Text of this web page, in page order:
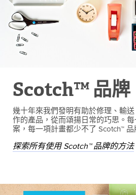
Scotch™ 品牌
幾十年來我們發明有助於修理、輸
作的產品，從而頌揚日常的巧思。
案，每一項計畫都少不了 Scotch™ 品
探索所有使用 Scotch™ 品牌的方法